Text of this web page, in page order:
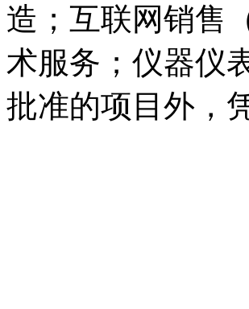
造；互联网销售
术服务；仪器仪
批准的项目外，